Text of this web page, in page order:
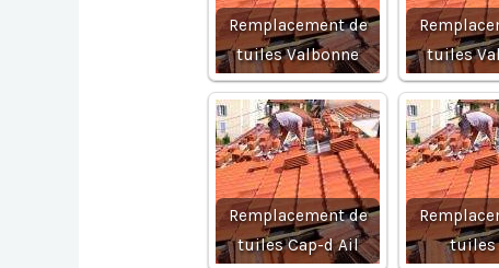
Remplacement de
tuiles Valbonne
tuiles
Remplacement de
tuiles Cap-d Ail
tuiles